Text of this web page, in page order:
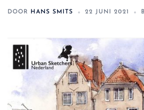
DOOR HANS SMITS 22 JUNI 2021